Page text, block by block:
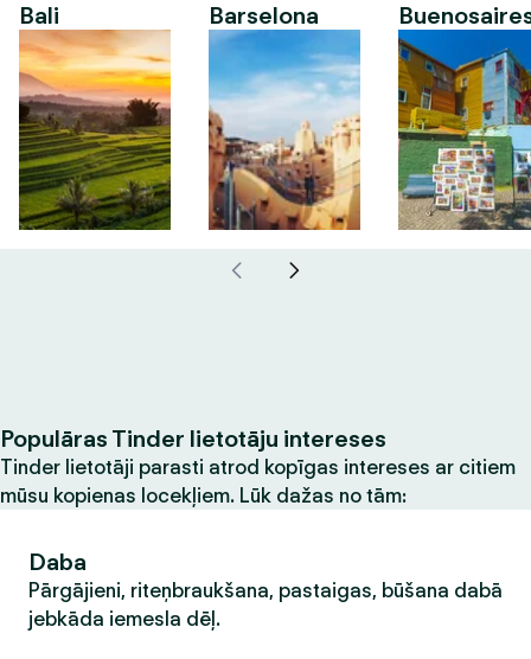
Bali Barselona
Populāras Tinder lietotāju intereses
Tinder lietotāji parasti atrod kopīgas intereses ar citiem
mūsu kopienas locekļiem. Lūk dažas no tām:
Daba
Pārgājieni, riteņbraukšana, pastaigas, būšana dabā
jebkāda iemesla dēļ.